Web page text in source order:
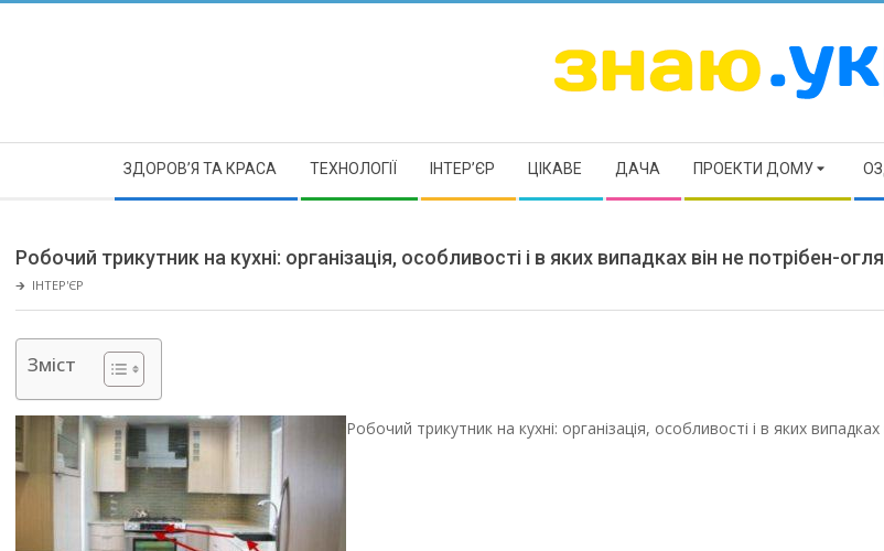
ЗНАЮ
ЗДОРОВ’Я ТА КРАСА ТЕХНОЛОГІЇ ІНТЕР’ЄР ЦІКАВЕ ДАЧА ПРОЕКТИ ДОМУ
Робочий трикутник на кухні: організація, особливості і в яких випадках він не потрібен-
🡲 ІНТЕР'ЄР
Зміст
Робочий трикутник на кухні: організація, особливості і в яких